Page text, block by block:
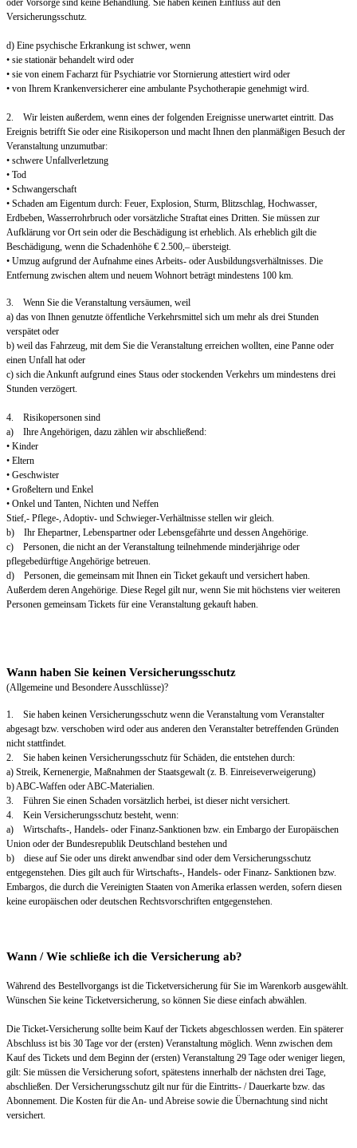
oder Vorsorge sind keine Behandlung. Sie haben keinen Einfluss auf den
Versicherungsschutz.
d) Eine psychische Erkrankung ist schwer, wenn
• sie stationär behandelt wird oder
• sie von einem Facharzt für Psychiatrie vor Stornierung attestiert wird oder
• von Ihrem Krankenversicherer eine ambulante Psychotherapie genehmigt wird.
2. Wir leisten außerdem, wenn eines der folgenden Ereignisse unerwartet eintritt. Das
Ereignis betrifft Sie oder eine Risikoperson und macht Ihnen den planmäßigen Besuch der
Veranstaltung unzumutbar:
• schwere Unfallverletzung
• Tod
• Schwangerschaft
• Schaden am Eigentum durch: Feuer, Explosion, Sturm, Blitzschlag, Hochwasser,
Erdbeben, Wasserrohrbruch oder vorsätzliche Straftat eines Dritten. Sie müssen zur
Aufklärung vor Ort sein oder die Beschädigung ist erheblich. Als erheblich gilt die
Beschädigung, wenn die Schadenhöhe € 2.500,– übersteigt.
• Umzug aufgrund der Aufnahme eines Arbeits- oder Ausbildungsverhältnisses. Die
Entfernung zwischen altem und neuem Wohnort beträgt mindestens 100 km.
3. Wenn Sie die Veranstaltung versäumen, weil
a) das von Ihnen genutzte öffentliche Verkehrsmittel sich um mehr als drei Stunden
verspätet oder
b) weil das Fahrzeug, mit dem Sie die Veranstaltung erreichen wollten, eine Panne oder
einen Unfall hat oder
c) sich die Ankunft aufgrund eines Staus oder stockenden Verkehrs um mindestens drei
Stunden verzögert.
4. Risikopersonen sind
a) Ihre Angehörigen, dazu zählen wir abschließend:
• Kinder
• Eltern
• Geschwister
• Großeltern und Enkel
• Onkel und Tanten, Nichten und Neffen
Stief,- Pflege-, Adoptiv- und Schwieger-Verhältnisse stellen wir gleich.
b) Ihr Ehepartner, Lebenspartner oder Lebensgefährte und dessen Angehörige.
c) Personen, die nicht an der Veranstaltung teilnehmende minderjährige oder
pflegebedürftige Angehörige betreuen.
d) Personen, die gemeinsam mit Ihnen ein Ticket gekauft und versichert haben.
Außerdem deren Angehörige. Diese Regel gilt nur, wenn Sie mit höchstens vier weiteren
Personen gemeinsam Tickets für eine Veranstaltung gekauft haben.
Wann haben Sie keinen Versicherungsschutz
(Allgemeine und Besondere Ausschlüsse)?
1. Sie haben keinen Versicherungsschutz wenn die Veranstaltung vom Veranstalter
abgesagt bzw. verschoben wird oder aus anderen den Veranstalter betreffenden Gründen
nicht stattfindet.
2. Sie haben keinen Versicherungsschutz für Schäden, die entstehen durch:
a) Streik, Kernenergie, Maßnahmen der Staatsgewalt (z. B. Einreiseverweigerung)
b) ABC-Waffen oder ABC-Materialien.
3. Führen Sie einen Schaden vorsätzlich herbei, ist dieser nicht versichert.
4. Kein Versicherungsschutz besteht, wenn:
a) Wirtschafts-, Handels- oder Finanz-Sanktionen bzw. ein Embargo der Europäischen
Union oder der Bundesrepublik Deutschland bestehen und
b) diese auf Sie oder uns direkt anwendbar sind oder dem Versicherungsschutz
entgegenstehen. Dies gilt auch für Wirtschafts-, Handels- oder Finanz- Sanktionen bzw.
Embargos, die durch die Vereinigten Staaten von Amerika erlassen werden, sofern diesen
keine europäischen oder deutschen Rechtsvorschriften entgegenstehen.
Wann / Wie schließe ich die Versicherung ab?
Während des Bestellvorgangs ist die Ticketversicherung für Sie im Warenkorb ausgewählt.
Wünschen Sie keine Ticketversicherung, so können Sie diese einfach abwählen.
Die Ticket-Versicherung sollte beim Kauf der Tickets abgeschlossen werden. Ein späterer
Abschluss ist bis 30 Tage vor der (ersten) Veranstaltung möglich. Wenn zwischen dem
Kauf des Tickets und dem Beginn der (ersten) Veranstaltung 29 Tage oder weniger liegen,
gilt: Sie müssen die Versicherung sofort, spätestens innerhalb der nächsten drei Tage,
abschließen. Der Versicherungsschutz gilt nur für die Eintritts- / Dauerkarte bzw. das
Abonnement. Die Kosten für die An- und Abreise sowie die Übernachtung sind nicht
versichert.